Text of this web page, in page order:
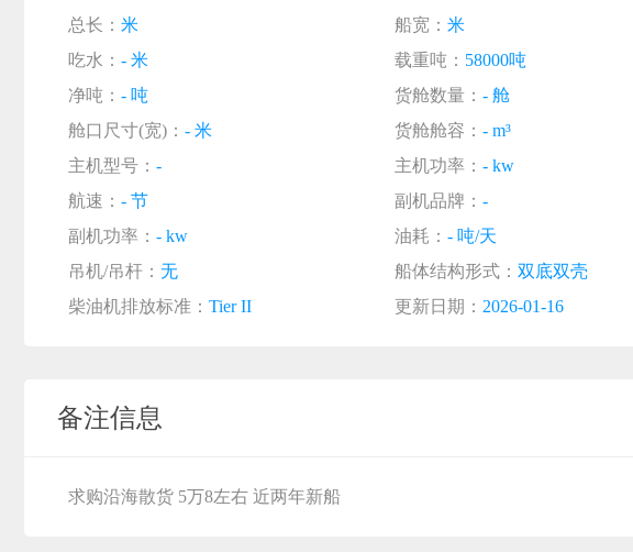
总长： 米 船宽： 米
吃水： - 米 载重吨： 58000吨
净吨： - 吨 货舱数量： - 舱
舱口尺寸(宽)： - 米 货舱舱容： - m³
主机型号： - 主机功率： - kw
航速： - 节 副机品牌： -
副机功率： - kw 油耗： - 吨/天
吊机/吊杆： 无 船体结构形式： 双底双壳
柴油机排放标准： Tier II 更新日期： 2026-01-16
备注信息
求购沿海散货 5万8左右 近两年新船